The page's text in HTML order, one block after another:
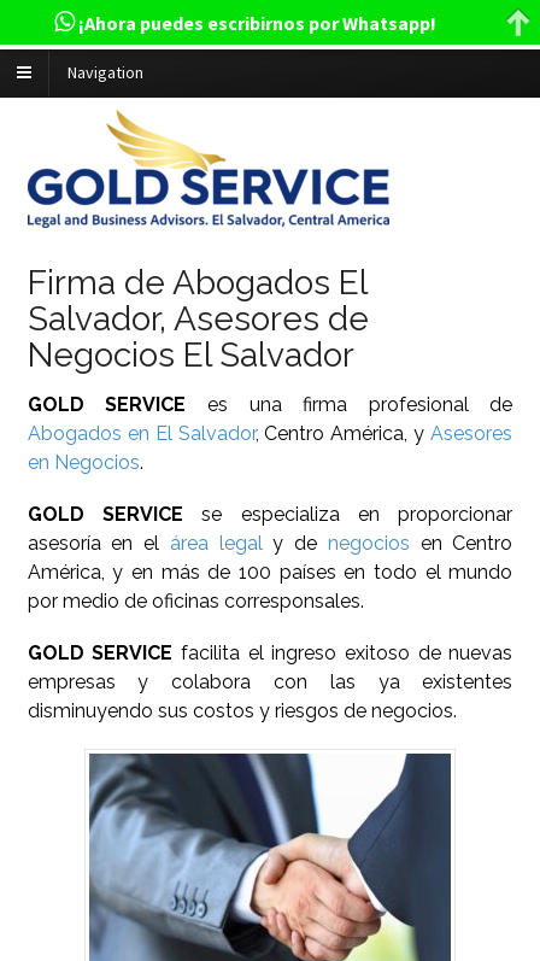
Navigation
Firma de Abogados El
Salvador, Asesores de
Negocios El Salvador
GOLD SERVICE es una firma profesional de
Abogados en El Salvador, Centro América, y Asesores
en Negocios.
GOLD SERVICE se especializa en proporcionar
asesoría en el área legal y de negocios en Centro
América, y en más de 100 países en todo el mundo
por medio de oficinas corresponsales.
GOLD SERVICE facilita el ingreso exitoso de nuevas
empresas y colabora con las ya existentes
disminuyendo sus costos y riesgos de negocios.
¡Ahora puedes escribirnos por Whatsapp!